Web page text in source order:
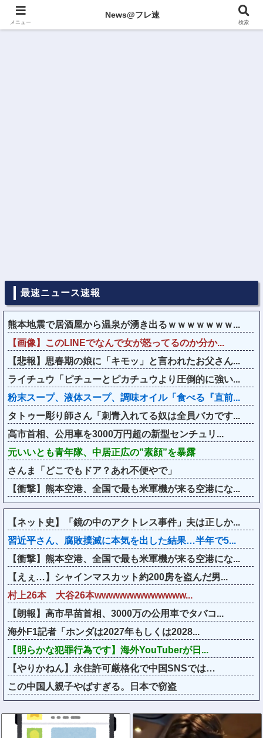
最速ニュース速報
熊本地震で居酒屋から温泉が湧き出るｗｗｗｗｗｗｗ...
【画像】このLINEでなんで女が怒ってるのか分か...
【悲報】思春期の娘に「キモッ」と言われたお父さん...
ライチュウ「ピチューとピカチュウより圧倒的に強い...
粉末スープ、液体スープ、調味オイル「食べる『直前...
タトゥー彫り師さん「刺青入れてる奴は全員バカです...
高市首相、公用車を3000万円超の新型センチュリ...
元いいとも青年隊、中居正広の”素顔”を暴露
さんま「どこでもドア？あれ不便やで」
【衝撃】熊本空港、全国で最も米軍機が来る空港にな...
【ネット史】「鏡の中のアクトレス事件」夫は正しか...
習近平さん、腐敗撲滅に本気を出した結果…半年で5...
【衝撃】熊本空港、全国で最も米軍機が来る空港にな...
【えぇ…】シャインマスカット約200房を盗んだ男...
村上26本 大谷26本wwwwwwwwwwwww...
【朗報】高市早苗首相、3000万の公用車でタバコ...
海外F1記者「ホンダは2027年もしくは2028...
【明らかな犯罪行為です】海外YouTuberが日...
【やりかねん】永住許可厳格化で中国SNSでは…
この中国人親子やばすぎる。日本で窃盗
メニュー
News@フレ速
検索